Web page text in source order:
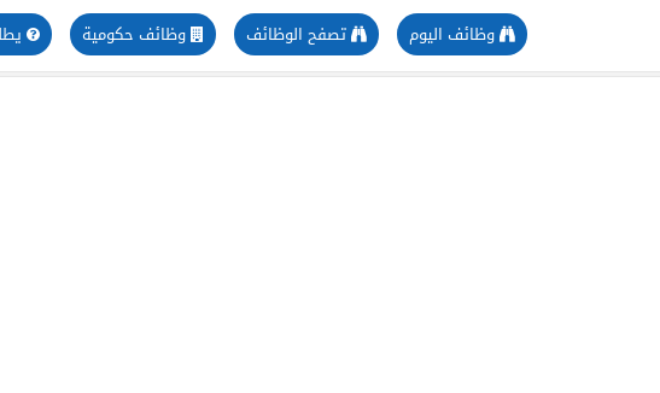
وظائف حكومية تصفح الوظائف وظائف اليوم